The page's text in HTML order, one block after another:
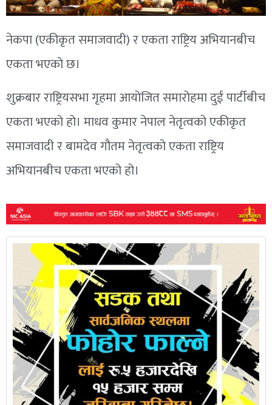
नेकपा (एकीकृत समाजवादी) र एकता राष्ट्रिय अभियानबीच
एकता भएको छ।
शुक्रबार राष्ट्रियसभा गृहमा आयोजित समारोहमा दुई पार्टीबीच
एकता भएको हो। माधव कुमार नेपाल नेतृत्वको एकीकृत
समाजवादी र बामदेव गौतम नेतृत्वको एकता राष्ट्रिय
अभियानबीच एकता भएको हो।